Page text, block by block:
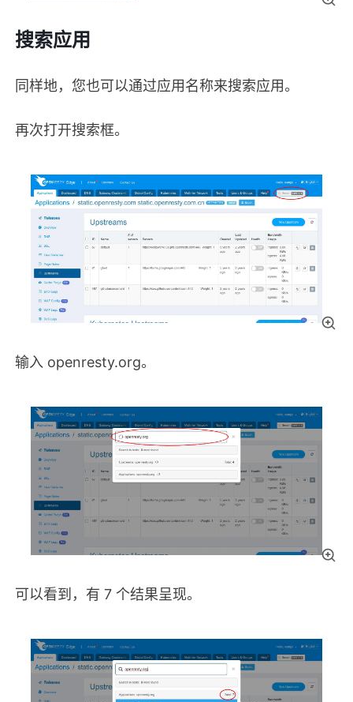
搜索应用
同样地，您也可以通过应用名称来搜索应用。
再次打开搜索框。
输入 openresty.org。
可以看到，有 7 个结果呈现。